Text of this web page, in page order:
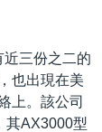
三份之二的
也出現在美
上。該公司
其AX3000型